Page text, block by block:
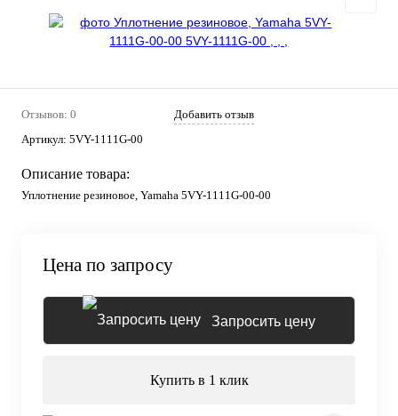
Отзывов: 0
Добавить отзыв
Артикул: 5VY-1111G-00
Описание товара:
Уплотнение резиновое, Yamaha 5VY-1111G-00-00
Цена по запросу
Запросить цену
Купить в 1 клик